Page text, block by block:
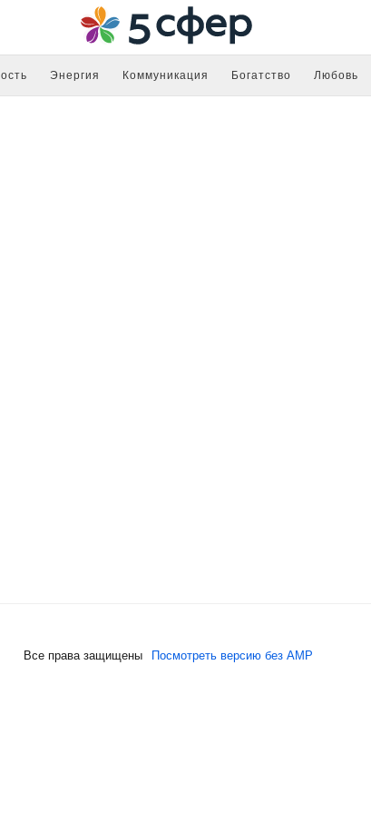
Энергия Коммуникация Богатство Любовь
Все права защищены Посмотреть версию без AMP